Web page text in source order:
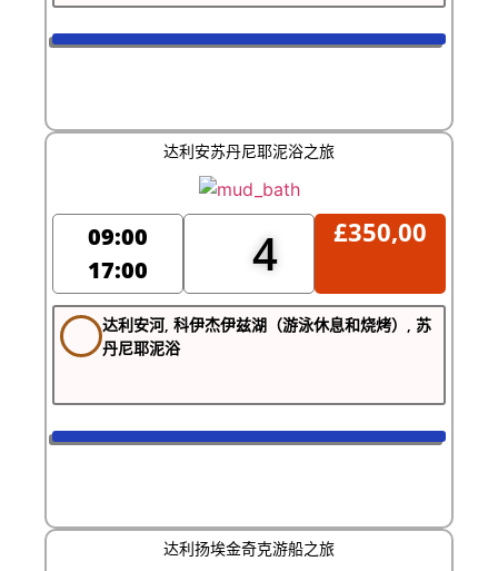
达利安苏丹尼耶泥浴之旅
09:00
17:00
4 £350,00
达利安河, 科伊杰伊兹湖（游泳休息和烧烤）, 苏
丹尼耶泥浴
达利扬埃金奇克游船之旅